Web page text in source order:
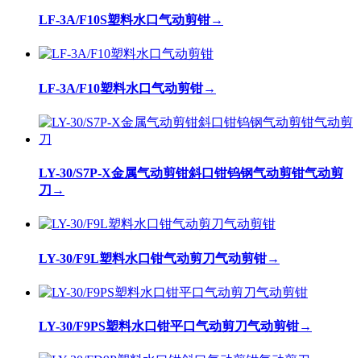
LF-3A/F10S塑料水口气动剪钳→
LF-3A/F10塑料水口气动剪钳→
LY-30/S7P-X金属气动剪钳斜口钳钨钢气动剪钳气动剪
刀 →
LY-30/F9L塑料水口钳气动剪刀气动剪钳→
LY-30/F9PS塑料水口钳平口气动剪刀气动剪钳→